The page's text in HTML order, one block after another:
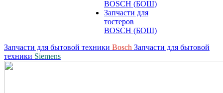
BOSCH (БОШ)
Запчасти для
тостеров
BOSCH (БОШ)
Запчасти для бытовой техники Bosch Запчасти для бытовой
техники Siemens